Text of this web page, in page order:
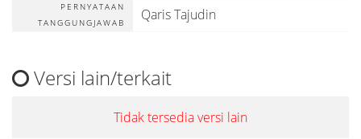
PERNYATAAN
TANGGUNGJAWAB
Qaris Tajudin
Versi lain/terkait
Tidak tersedia versi lain